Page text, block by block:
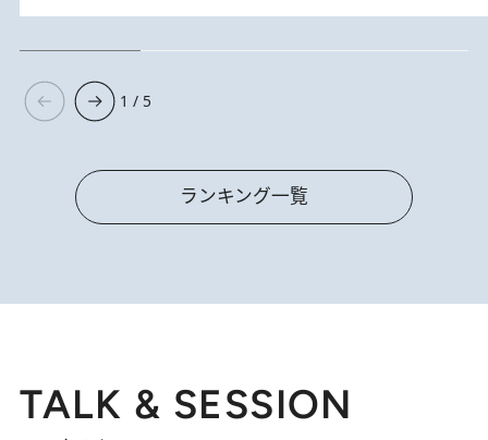
1 / 5
ランキング一覧
TALK & SESSION